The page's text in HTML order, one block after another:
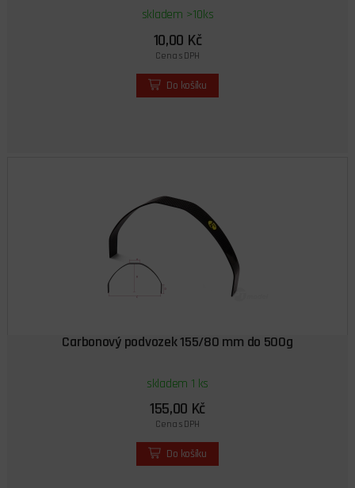
skladem >10ks
10,00 Kč
Cena s DPH
Do košíku
Carbonový podvozek 155/80 mm do 500g
skladem 1 ks
155,00 Kč
Cena s DPH
Do košíku